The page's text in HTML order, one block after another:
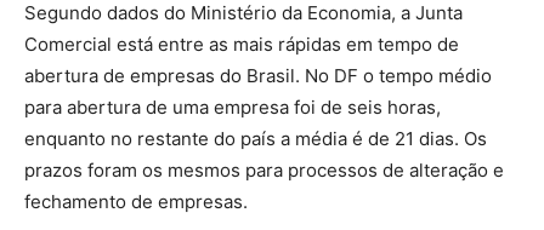
Segundo dados do Ministério da Economia, a Junta
Comercial está entre as mais rápidas em tempo de
abertura de empresas do Brasil. No DF o tempo médio
para abertura de uma empresa foi de seis horas,
enquanto no restante do país a média é de 21 dias. Os
prazos foram os mesmos para processos de alteração e
fechamento de empresas.